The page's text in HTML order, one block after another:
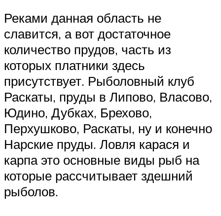
Реками данная область не
славится, а вот достаточное
количество прудов, часть из
которых платники здесь
присутствует. Рыболовный клуб
Раскаты, пруды в Липово, Власово,
Юдино, Дубках, Брехово,
Перхушково, Раскаты, ну и конечно
Нарские пруды. Ловля карася и
карпа это основные виды рыб на
которые рассчитывает здешний
рыболов.